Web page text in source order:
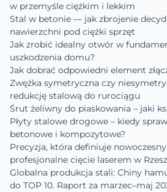
w przemyśle ciężkim i lekkim
Stal w betonie — jak zbrojenie
nawierzchni pod ciężki sprzęt
Jak zrobić idealny otwór w
uszkodzenia domu?
Jak dobrać odpowiedni element
Zwężka symetryczna czy
redukcję stalową do rurociągu
Śrut żeliwny do piaskowania – jaki
Płyty stalowe drogowe – kiedy
betonowe i kompozytowe?
Precyzja, która definiuje
profesjonalne cięcie laserem w
Globalna produkcja stali: Chiny
do TOP 10. Raport za marzec–maj